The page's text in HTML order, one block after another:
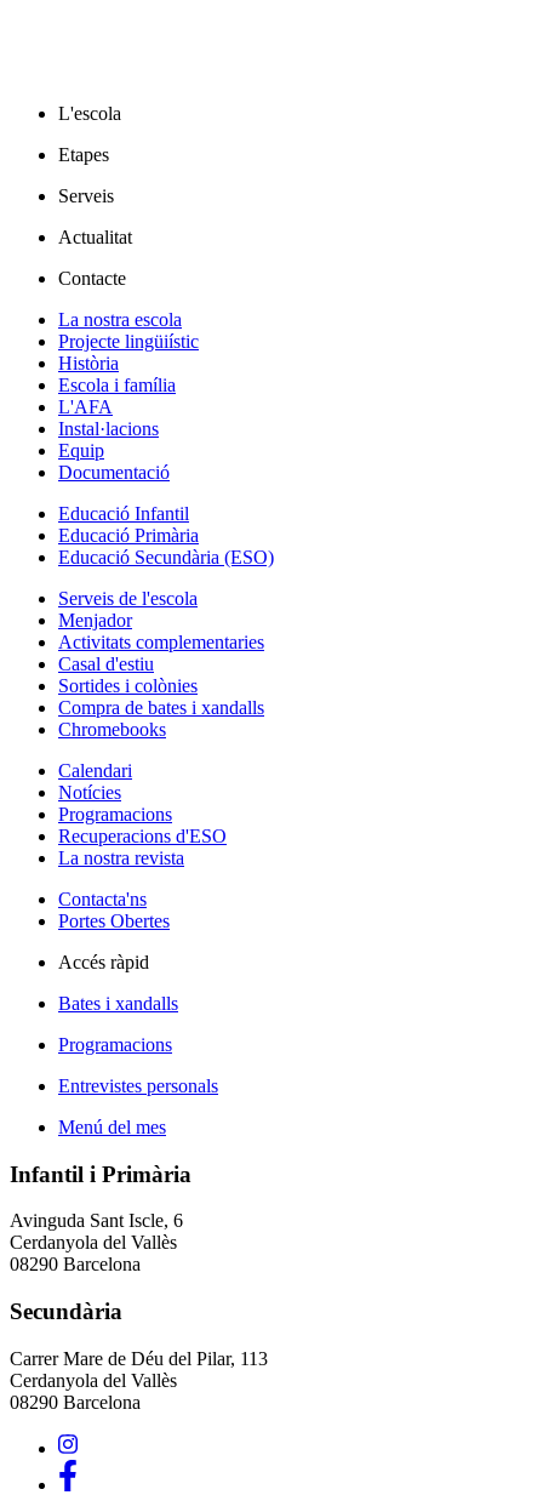
L'escola
Etapes
Serveis
Actualitat
Contacte
La nostra escola
Projecte lingüiístic
Història
Escola i família
L'AFA
Instal·lacions
Equip
Documentació
Educació Infantil
Educació Primària
Educació Secundària (ESO)
Serveis de l'escola
Menjador
Activitats complementaries
Casal d'estiu
Sortides i colònies
Compra de bates i xandalls
Chromebooks
Calendari
Notícies
Programacions
Recuperacions d'ESO
La nostra revista
Contacta'ns
Portes Obertes
Accés ràpid
Bates i xandalls
Programacions
Entrevistes personals
Menú del mes
Infantil i Primària
Avinguda Sant Iscle, 6
Cerdanyola del Vallès
08290 Barcelona
Secundària
Carrer Mare de Déu del Pilar, 113
Cerdanyola del Vallès
08290 Barcelona